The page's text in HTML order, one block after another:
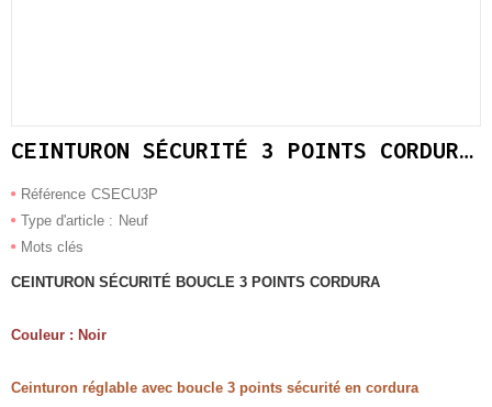
CEINTURON SÉCURITÉ 3 POINTS CORDURA - NOIR
Référence CSECU3P
Type d'article : Neuf
Mots clés
CEINTURON SÉCURITÉ BOUCLE 3 POINTS CORDURA
Couleur : Noir
Ceinturon réglable avec boucle 3 points sécurité en cordura